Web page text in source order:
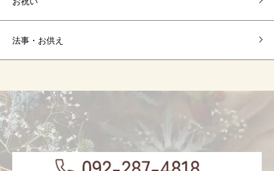
法事・お供え